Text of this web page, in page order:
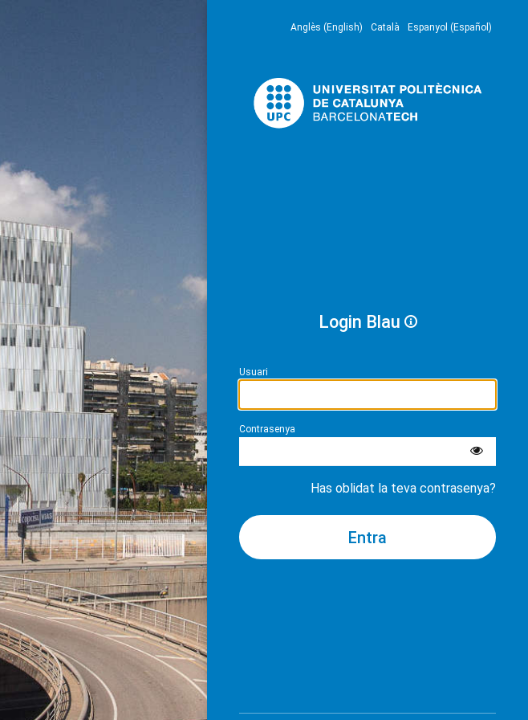
Anglès (English) Català Espanyol (Español)
Login Blau
Usuari
Contrasenya
Has oblidat la teva contrasenya?